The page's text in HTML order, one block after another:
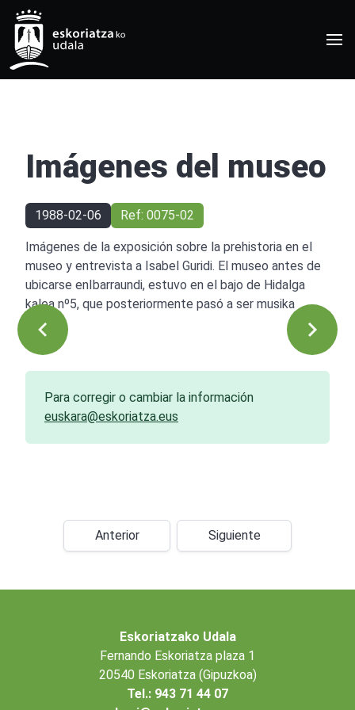
Imágenes del museo
1988-02-06 Ref: 0075-02
Imágenes de la exposición sobre la prehistoria en el
museo y entrevista a Isabel Guridi. El museo antes de
ubicarse enIbarraundi, estuvo en el bajo de Hidalga
kalea nº5, que posteriormente pasó a ser musika
eskola.
Para corregir o cambiar la información
euskara@eskoriatza.eus
Anterior Siguiente
Eskoriatzako Udala
Fernando Eskoriatza plaza 1
20540 Eskoriatza (Gipuzkoa)
Tel.: 943 71 44 07